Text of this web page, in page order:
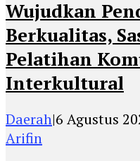
Wujudkan
Berkualitas,
Pelatihan
Interkultural
Daerah|6 Agustus
Arifin